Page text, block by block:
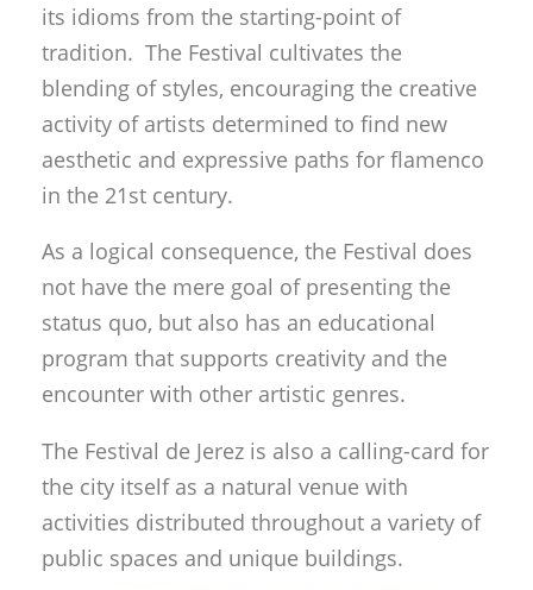
its idioms from the starting-point of
tradition. The Festival cultivates the
blending of styles, encouraging the creative
activity of artists determined to find new
aesthetic and expressive paths for flamenco
in the 21st century.
As a logical consequence, the Festival does
not have the mere goal of presenting the
status quo, but also has an educational
program that supports creativity and the
encounter with other artistic genres.
The Festival de Jerez is also a calling-card for
the city itself as a natural venue with
activities distributed throughout a variety of
public spaces and unique buildings.